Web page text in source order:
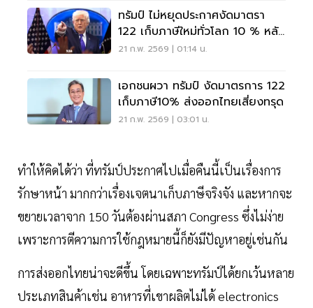
ทรัมป์ ไม่หยุดประกาศงัดมาตรา
122 เก็บภาษีใหม่ทั่วโลก 10 % หลัง
แพ้คดีศาลสูงสุด
21 ก.พ. 2569 | 01:14 น.
เอกชนผวา ทรัมป์ งัดมาตรการ 122
เก็บภาษี10% ส่งออกไทยเสี่ยงทรุด
21 ก.พ. 2569 | 03:01 น.
ทำให้คิดได้ว่า ที่ทรัมป์ประกาศไปเมื่อคืนนี้เป็นเรื่องการ
รักษาหน้า มากกว่าเรื่องเจตนาเก็บภาษีจริงจัง และหากจะ
ขยายเวลาจาก 150 วันต้องผ่านสภา Congress ซึ่งไม่ง่าย
เพราะการตีความการใช้กฎหมายนี้ก็ยังมีปัญหาอยู่เช่นกัน
การส่งออกไทยน่าจะดีขึ้น โดยเฉพาะทรัมป์ได้ยกเว้นหลาย
ประเภทสินค้าเช่น อาหารที่เขาผลิตไม่ได้ electronics